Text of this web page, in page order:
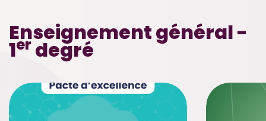
Enseignement général -
1er degré